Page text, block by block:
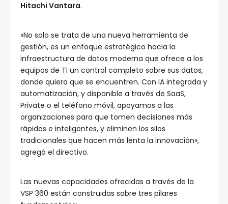
Hitachi Vantara.
«No solo se trata de una nueva herramienta de
gestión, es un enfoque estratégico hacia la
infraestructura de datos moderna que ofrece a los
equipos de TI un control completo sobre sus datos,
donde quiera que se encuentren. Con IA integrada y
automatización, y disponible a través de SaaS,
Private o el teléfono móvil, apoyamos a las
organizaciones para que tomen decisiones más
rápidas e inteligentes, y eliminen los silos
tradicionales que hacen más lenta la innovación»,
agregó el directivo.
Las nuevas capacidades ofrecidas a través de la
VSP 360 están construidas sobre tres pilares